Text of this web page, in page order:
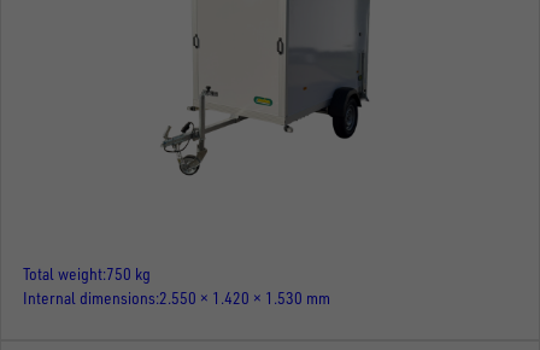
Total weight 750 kg
Internal dimensions 2.550 × 1.420 × 1.530 mm